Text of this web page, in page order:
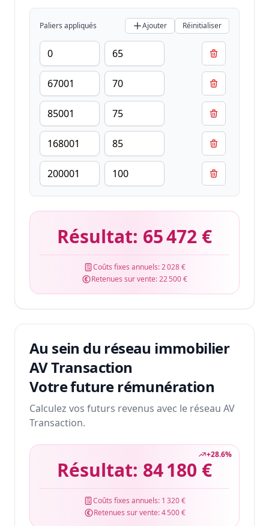
Paliers appliqués Ajouter Réinitialiser
Résultat: 65 472 €
Coûts fixes annuels:2 028 €
Retenues sur vente:22 500 €
Au sein du réseau immobilier
AV Transaction
Votre future rémunération
Calculez vos futurs revenus avec le réseau AV
Transaction.
+28.6%
Résultat: 84 180 €
Coûts fixes annuels: 1 320 €
Retenues sur vente:4 500 €